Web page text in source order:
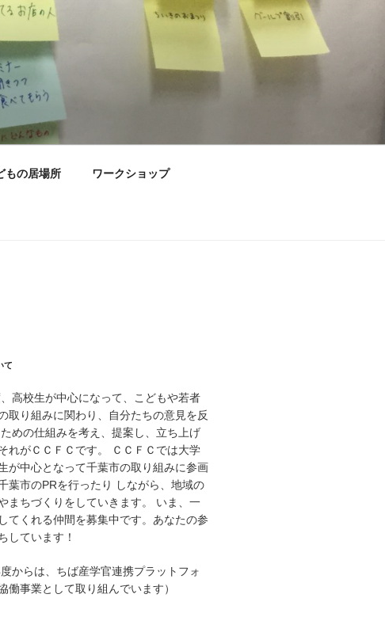
もの居場所 ワークショップ
て
高校生が中心になって、こどもや若者
取り組みに関わり、自分たちの意見を反
めの仕組みを考え、提案し、立ち上げ
れがＣＣＦＣです。 ＣＣＦＣでは大学
が中心となって千葉市の取り組みに参画
葉市のPRを行ったり しながら、地域の
まちづくりをしていきます。 いま、一
てくれる仲間を募集中です。あなたの参
しています！
度からは、ちば産学官連携プラットフォ
働事業として取り組んでいます）